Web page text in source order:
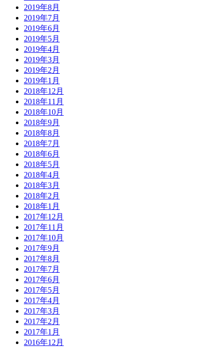
2019年8月
2019年7月
2019年6月
2019年5月
2019年4月
2019年3月
2019年2月
2019年1月
2018年12月
2018年11月
2018年10月
2018年9月
2018年8月
2018年7月
2018年6月
2018年5月
2018年4月
2018年3月
2018年2月
2018年1月
2017年12月
2017年11月
2017年10月
2017年9月
2017年8月
2017年7月
2017年6月
2017年5月
2017年4月
2017年3月
2017年2月
2017年1月
2016年12月